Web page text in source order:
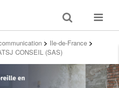
Toggle
search
Toggle
> Ile-de-France >
CONSEIL (SAS)